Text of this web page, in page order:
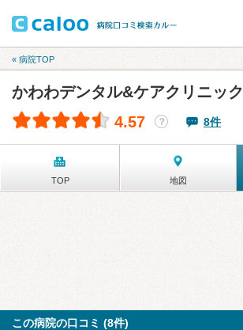
« 病院TOP
かわわデンタル&ケアクリニック
4.57 ？ 8件
TOP 地図
この病院の口コミ (8件)